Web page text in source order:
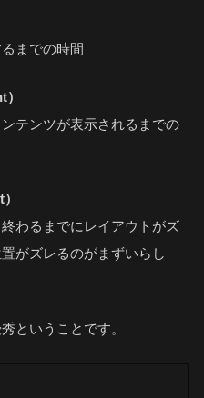
までの時間
テンツが表示されるまでの
わるまでにレイアウトがズ
がズレるのがまずいらし
ということです。